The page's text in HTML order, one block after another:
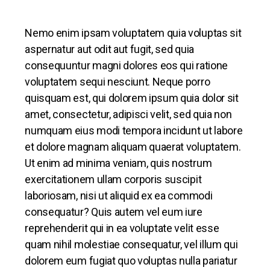
Nemo enim ipsam voluptatem quia voluptas sit
aspernatur aut odit aut fugit, sed quia
consequuntur magni dolores eos qui ratione
voluptatem sequi nesciunt. Neque porro
quisquam est, qui dolorem ipsum quia dolor sit
amet, consectetur, adipisci velit, sed quia non
numquam eius modi tempora incidunt ut labore
et dolore magnam aliquam quaerat voluptatem.
Ut enim ad minima veniam, quis nostrum
exercitationem ullam corporis suscipit
laboriosam, nisi ut aliquid ex ea commodi
consequatur? Quis autem vel eum iure
reprehenderit qui in ea voluptate velit esse
quam nihil molestiae consequatur, vel illum qui
dolorem eum fugiat quo voluptas nulla pariatur